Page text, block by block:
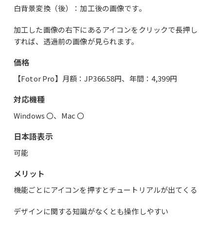
白背景変換（後）：加工後の画像です。
加工した画像の右下にあるアイコンをクリックで長押し
すれば、透過前の画像が見られます。
価格
【Fotor Pro】月額：JP366.58円、年間：4,399円
対応機種
Windows 〇、Mac 〇
日本語表示
可能
メリット
機能ごとにアイコンを押すとチュートリアルが出てくる
デザインに関する知識がなくとも操作しやすい